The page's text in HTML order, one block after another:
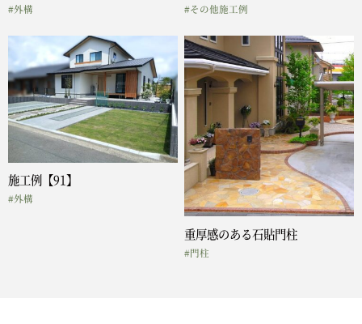
#外構 #その他施工例
施工例【91】
#外構
重厚感のある石貼門柱
#門柱